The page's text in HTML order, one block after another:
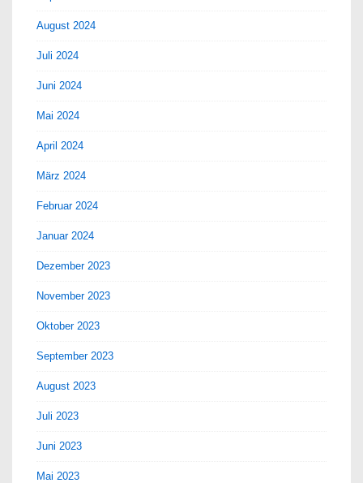
August 2024
Juli 2024
Juni 2024
Mai 2024
April 2024
März 2024
Februar 2024
Januar 2024
Dezember 2023
November 2023
Oktober 2023
September 2023
August 2023
Juli 2023
Juni 2023
Mai 2023